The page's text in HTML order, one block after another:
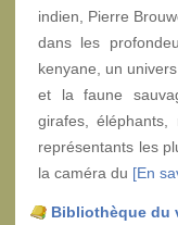
indien, Pierre
dans les
kenyane, un
et la faune
girafes, éléphants,
représentants les
la caméra du [En
Bibliothèque du